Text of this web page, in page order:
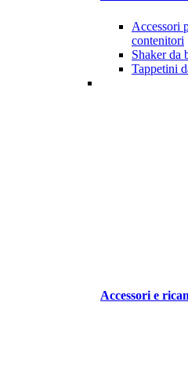
Accessori
contenitori
Shaker da
Tappetini
Accessori e